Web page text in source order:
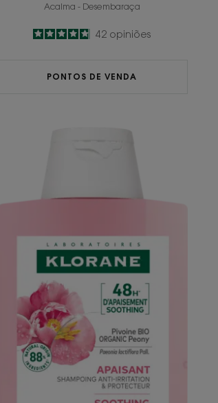
Acalma - Desembaraça
4.8
/
5
42 opiniões
PONTOS DE VENDA